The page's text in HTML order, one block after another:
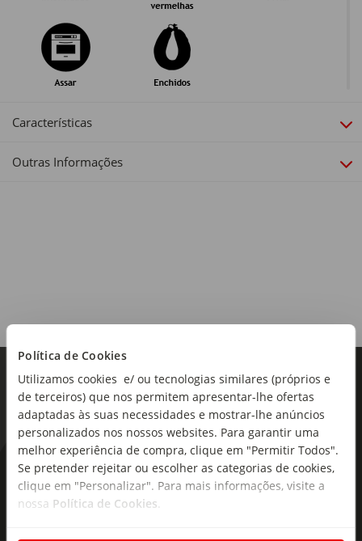
Política de Cookies
Utilizamos cookies e/ ou tecnologias similares (próprios e
de terceiros) que nos permitem apresentar-lhe ofertas
adaptadas às suas necessidades e mostrar-lhe anúncios
personalizados nos nossos websites. Para garantir uma
melhor experiência de compra, clique em "Permitir Todos".
Se pretender rejeitar ou escolher as categorias de cookies,
clique em "Personalizar". Para mais informações, visite a
nossa Política de Cookies.
Douro
Castas:
Touriga Nacional, Touriga Franca, Tinta Roriz
Teor alcoólico:
14,5%
Tipo de produto:
Características
Outras Informações
As novidades mais frescas no
seu e-mail!